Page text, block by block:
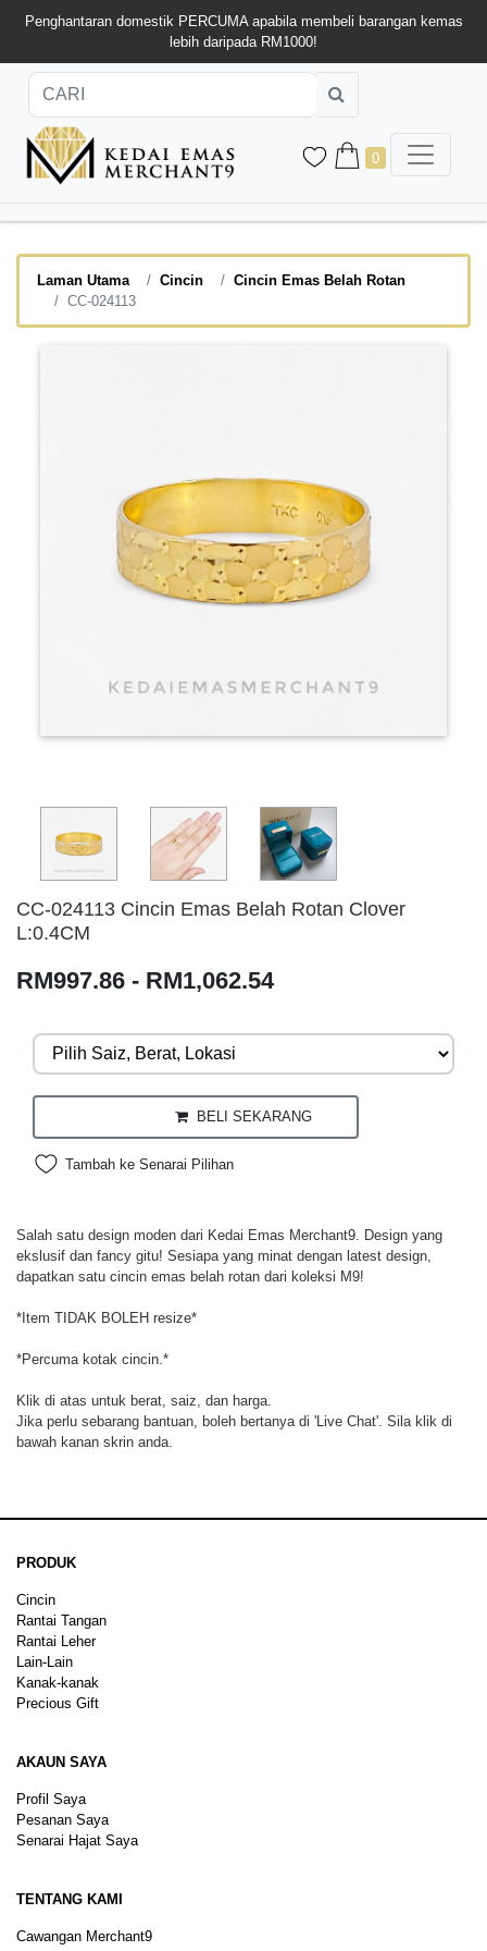
Penghantaran domestik PERCUMA apabila membeli barangan kemas
lebih daripada RM1000!
0
Laman Utama Cincin
Cincin Emas Belah Rotan
CC-024113
CC-024113 Cincin Emas Belah Rotan Clover
L:0.4CM
RM997.86 - RM1,062.54
BELI SEKARANG
Tambah ke Senarai Pilihan
Salah satu design moden dari Kedai Emas Merchant9. Design yang
ekslusif dan fancy gitu! Sesiapa yang minat dengan latest design,
dapatkan satu cincin emas belah rotan dari koleksi M9!
*Item TIDAK BOLEH resize*
*Percuma kotak cincin.*
Klik di atas untuk berat, saiz, dan harga.
Jika perlu sebarang bantuan, boleh bertanya di 'Live Chat'. Sila klik di
bawah kanan skrin anda.
PRODUK
Cincin
Rantai Tangan
Rantai Leher
Lain-Lain
Kanak-kanak
Precious Gift
AKAUN SAYA
Profil Saya
Pesanan Saya
Senarai Hajat Saya
TENTANG KAMI
Cawangan Merchant9